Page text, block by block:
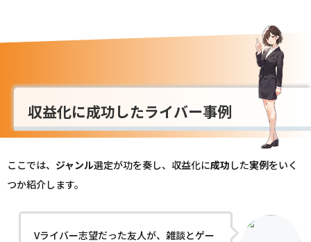
収益化に成功したライバー事例
ここでは、 ジャンル選定が功を奏し、収益化に成功 した実例をいく
つか紹介します。
Vライバー志望だった友人が、雑談とゲー